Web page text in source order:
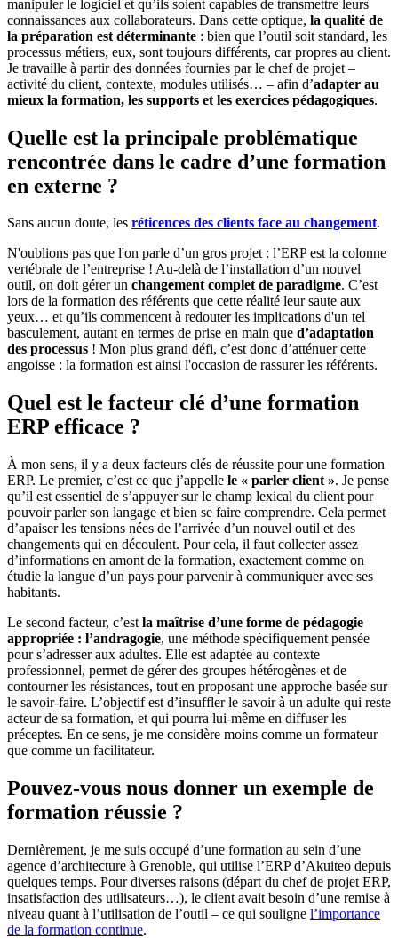
manipuler le logiciel et qu’ils soient capables de transmettre leurs
connaissances aux collaborateurs. Dans cette optique, la qualité de
la préparation est déterminante : bien que l’outil soit standard, les
processus métiers, eux, sont toujours différents, car propres au client.
Je travaille à partir des données fournies par le chef de projet –
activité du client, contexte, modules utilisés… – afin d’adapter au
mieux la formation, les supports et les exercices pédagogiques.
Quelle est la principale problématique
rencontrée dans le cadre d’une formation
en externe ?
Sans aucun doute, les réticences des clients face au changement.
N'oublions pas que l'on parle d’un gros projet : l’ERP est la colonne
vertébrale de l’entreprise ! Au-delà de l’installation d’un nouvel
outil, on doit gérer un changement complet de paradigme. C’est
lors de la formation des référents que cette réalité leur saute aux
yeux… et qu’ils commencent à redouter les implications d'un tel
basculement, autant en termes de prise en main que d’adaptation
des processus ! Mon plus grand défi, c’est donc d’atténuer cette
angoisse : la formation est ainsi l'occasion de rassurer les référents.
Quel est le facteur clé d’une formation
ERP efficace ?
À mon sens, il y a deux facteurs clés de réussite pour une formation
ERP. Le premier, c’est ce que j’appelle le « parler client ». Je pense
qu’il est essentiel de s’appuyer sur le champ lexical du client pour
pouvoir parler son langage et bien se faire comprendre. Cela permet
d’apaiser les tensions nées de l’arrivée d’un nouvel outil et des
changements qui en découlent. Pour cela, il faut collecter assez
d’informations en amont de la formation, exactement comme on
étudie la langue d’un pays pour parvenir à communiquer avec ses
habitants.
Le second facteur, c’est la maîtrise d’une forme de pédagogie
appropriée : l’andragogie, une méthode spécifiquement pensée
pour s’adresser aux adultes. Elle est adaptée au contexte
professionnel, permet de gérer des groupes hétérogènes et de
contourner les résistances, tout en proposant une approche basée sur
le savoir-faire. L’objectif est d’insuffler le savoir à un adulte qui reste
acteur de sa formation, et qui pourra lui-même en diffuser les
préceptes. En ce sens, je me considère moins comme un formateur
que comme un facilitateur.
Pouvez-vous nous donner un exemple de
formation réussie ?
Dernièrement, je me suis occupé d’une formation au sein d’une
agence d’architecture à Grenoble, qui utilise l’ERP d’Akuiteo depuis
quelques temps. Pour diverses raisons (départ du chef de projet ERP,
insatisfaction des utilisateurs…), le client avait besoin d’une remise à
niveau quant à l’utilisation de l’outil – ce qui souligne l’importance
de la formation continue.